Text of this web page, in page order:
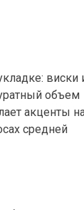
виски
объем
акценты
средней